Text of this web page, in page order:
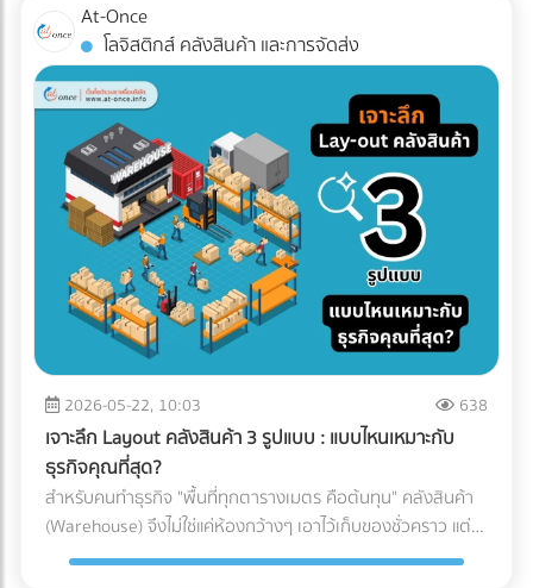
รูปธรรม และผ่านมาตรฐานระดับโลกอย่าง HACCP, GMP หรือ
BRC ได้ง่ายขึ้น ต้องการอัปเกรดเทคโนโลยีตรวจสอบคุณภาพใน
โรงงานอาหาร? ค้นหาตัวแทนจำหน่ายเครื่องจักร และผู้ให้บริการ
ระบบ Inspection Systems ระดับอุตสาหกรรม ที่ At-Once
ปลาย หรือบางครั้งเลือกใช้รถผิดประเภทจนสินค้าเสียหายระหว่าง
ทาง (เช่น โดนฝนสาด หรืออุณหภูมิเปลี่ยน) บทความนี้จะพาคุณ
ไปกางโพย ประเภทรถขนส่ง Logistics เพื่อให้คุณจับคู่สินค้ากับ
ยานพาหนะได้อย่างถูกต้อง คุ้มค่า และตอบโจทย์ธุรกิจมากที่สุด
ทำไมฝ่ายจัดซื้อต้องซีเรียสเรื่อง "ประเภทรถขนส่ง"? การตัดสินใจ
เลือกรถขนส่งมีผลโดยตรงต่อกำไร (Profit Margin) ของบริษัท
เพราะรถแต่ละประเภทมีข้อจำกัดทางกฎหมายและลักษณะทาง
กายภาพที่ต่างกัน: กฎหมายน้ำหนักบรรทุก: รถแต่ละคันถูกจำกัด
น้ำหนักไม่ให้เกินมาตรฐาน หากฝ่าฝืน บริษัทของคุณอาจโดนค่า
ปรับมหาศาลและเสียประวัติ ข้อจำกัดเรื่องเวลาและเส้นทาง: รถ
บรรทุกขนาดใหญ่ (ตั้งแต่ 6 ล้อขึ้นไป) จะติดช่วงเวลาห้ามวิ่งใน
เขตกรุงเทพฯ และปริมณฑล หากสินค้าคุณต้องส่งด่วน การเลือก
รถผิดอาจทำให้ผิดนัดลูกค้าได้ เปิดโพย 5 ประเภทรถขนส่งยอด
ฮิต: สินค้าแบบไหน ใช้รถอะไร? เพื่อให้เห็นภาพชัดเจน เราขอแบ่ง
ประเภทรถที่ใช้บ่อยในวงการโลจิสติกส์ออกเป็น 5 ประเภทหลัก
ดังนี้: 1. รถกระบะตอนเดียว (ตู้ทึบ / คอก) ราชาแห่งความคล่อง
ตัว วิ่งได้ตลอด 24 ชั่วโมง โดยไม่มีข้อจำกัดด้านเวลา เเละบรรทุก
น้ำหนักได้ประมาณ 1-2 ตัน (ขึ้นอยู่กับโครงสร้างและการดัดแปลง
ของรถ ) ตู้ทึบ: เหมาะกับสินค้าที่ต้องการการปกป้องจากแดด ฝน
และฝุ่นละออง 100% คอกเหล็ก: เหมาะกับสินค้าที่รูปทรงไม่
At-Once
โลจิสติกส์ คลังสินค้า และการจัดส่ง
2026-05-22, 10:03 638
เจาะลึก Layout คลังสินค้า 3 รูปแบบ : แบบไหนเหมาะกับ
ธุรกิจคุณที่สุด?
สำหรับคนทำธุรกิจ "พื้นที่ทุกตารางเมตร คือต้นทุน" คลังสินค้า
(Warehouse) จึงไม่ใช่แค่ห้องกว้างๆ เอาไว้เก็บของชั่วคราว แต่
เป็นหัวใจสำคัญของระบบ Supply Chain พอๆกับการจัดการคลัง